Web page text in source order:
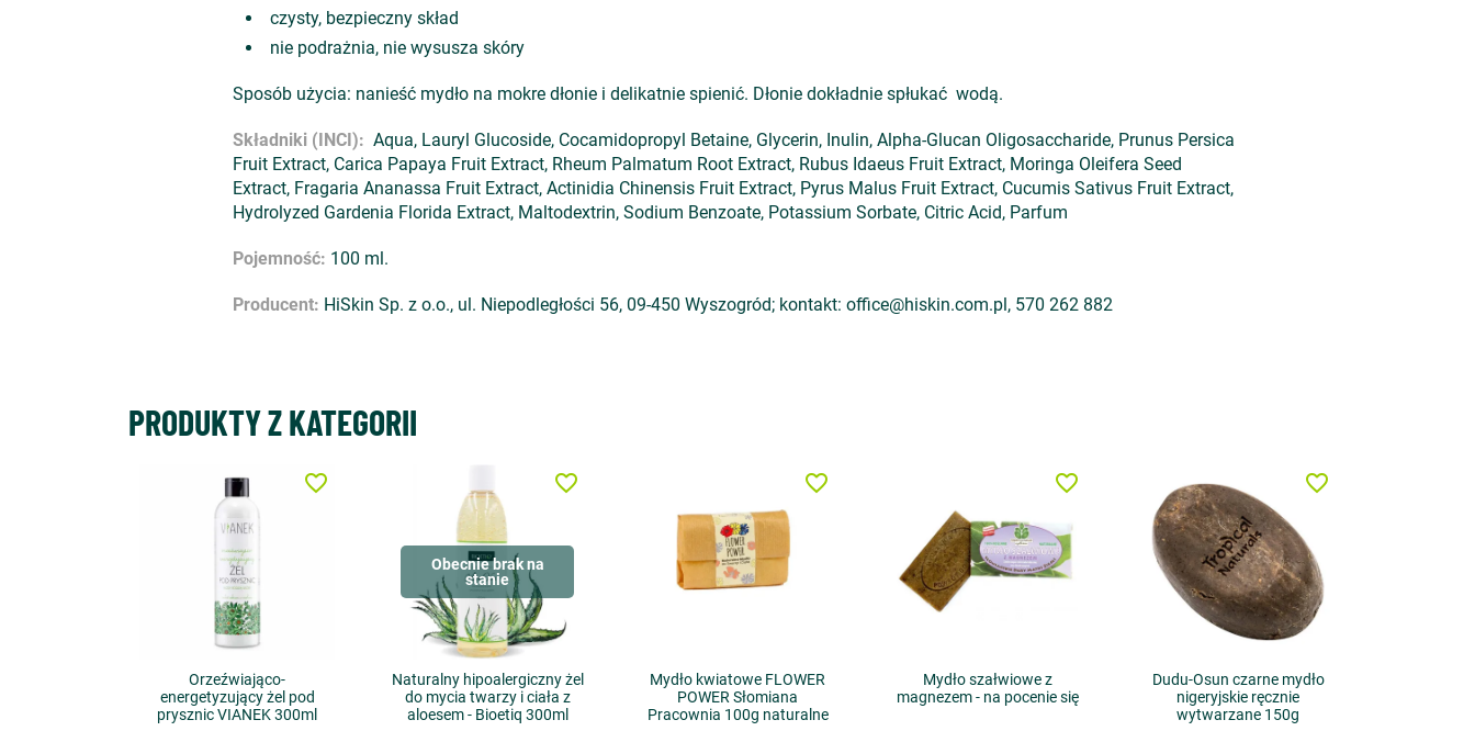
czysty, bezpieczny skład
nie podrażnia, nie wysusza skóry
Sposób użycia: nanieść mydło na mokre dłonie i delikatnie spienić. Dłonie dokładnie spłukać wodą.
Składniki (INCI): Aqua, Lauryl Glucoside, Cocamidopropyl Betaine, Glycerin, Inulin, Alpha-Glucan Oligosaccharide, Prunus Persica
Fruit Extract, Carica Papaya Fruit Extract, Rheum Palmatum Root Extract, Rubus Idaeus Fruit Extract, Moringa Oleifera Seed
Extract, Fragaria Ananassa Fruit Extract, Actinidia Chinensis Fruit Extract, Pyrus Malus Fruit Extract, Cucumis Sativus Fruit Extract,
Hydrolyzed Gardenia Florida Extract, Maltodextrin, Sodium Benzoate, Potassium Sorbate, Citric Acid, Parfum
Pojemność: 100 ml.
Producent: HiSkin Sp. z o.o., ul. Niepodległości 56, 09-450 Wyszogród; kontakt: office@hiskin.com.pl, 570 262 882
PRODUKTY Z KATEGORII
Orzeźwiająco-
energetyzujący żel pod
prysznic VIANEK 300ml
favorite_border
Obecnie brak na
stanie
Naturalny hipoalergiczny żel
do mycia twarzy i ciała z
aloesem - Bioetiq 300ml
favorite_border
Mydło kwiatowe FLOWER
POWER Słomiana
Pracownia 100g naturalne
favorite_border
Mydło szałwiowe z
magnezem - na pocenie się
favorite_border
Dudu-Osun czarne mydło
nigeryjskie ręcznie
wytwarzane 150g
favorite_border